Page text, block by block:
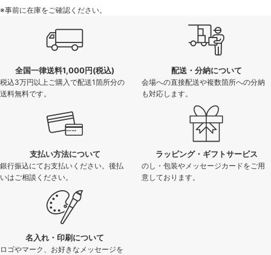
※事前に在庫をご確認ください。
全国一律送料1,000円(税込)
税込3万円以上ご購入で配送1箇所分の
送料無料です。
配送・分納について
会場への直接配送や複数箇所への分納
も対応します。
支払い方法について
銀行振込にてお支払いください。後払
いはご相談ください。
ラッピング・ギフトサービス
のし・包装やメッセージカードをご用
意しております。
名入れ・印刷について
ロゴやマーク、お好きなメッセージを